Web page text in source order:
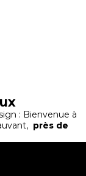
: Bienvenue à
près de